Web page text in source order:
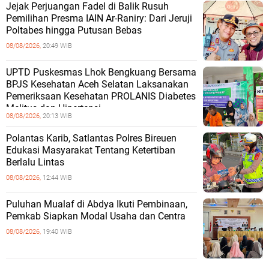
Jejak Perjuangan Fadel di Balik Rusuh
Pemilihan Presma IAIN Ar-Raniry: Dari Jeruji
Poltabes hingga Putusan Bebas
08/08/2026, 20:49 WIB
UPTD Puskesmas Lhok Bengkuang Bersama
BPJS Kesehatan Aceh Selatan Laksanakan
Pemeriksaan Kesehatan PROLANIS Diabetes
Melitus dan Hipertensi
08/08/2026, 20:13 WIB
Polantas Karib, Satlantas Polres Bireuen
Edukasi Masyarakat Tentang Ketertiban
Berlalu Lintas
08/08/2026, 12:44 WIB
Puluhan Mualaf di Abdya Ikuti Pembinaan,
Pemkab Siapkan Modal Usaha dan Centra
08/08/2026, 19:40 WIB